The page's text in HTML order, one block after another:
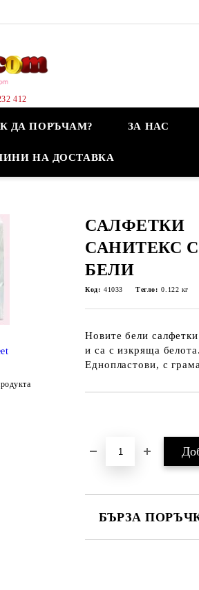
412
ДА ПОРЪЧАМ? ЗА НАС
НА ДОСТАВКА
САЛФЕТКИ
САНИТЕКС
БЕЛИ
Код: 41033 Тегло: 0.122 кг
Новите бели
и са с изкряща белота.
Еднопластови, с
БЪРЗА